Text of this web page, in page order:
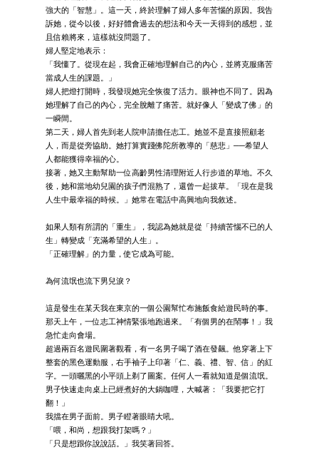
強大的「智慧」。這一天，終於理解了婦人多年苦惱的原因。我告
訴她，從今以後，好好體會過去的想法和今天一天得到的感想，並
且信賴將來，這樣就沒問題了。
婦人堅定地表示：
「我懂了。從現在起，我會正確地理解自己的內心，並將克服痛苦
當成人生的課題。」
婦人把燈打開時，我發現她完全恢復了活力。眼神也不同了。因為
她理解了自己的內心，完全脫離了痛苦。就好像人「變成了佛」的
一瞬間。
第二天，婦人首先到老人院申請擔任志工。她並不是直接照顧老
人，而是從旁協助。她打算實踐佛陀所教導的「慈悲」──希望人
人都能獲得幸福的心。
接著，她又主動幫助一位高齡男性清理附近人行步道的草地。不久
後，她和當地幼兒園的孩子們混熟了，還曾一起拔草。「現在是我
人生中最幸福的時候。」她常在電話中高興地向我敘述。
如果人類有所謂的「重生」，我認為她就是從「持續苦惱不已的人
生」轉變成「充滿希望的人生」。
「正確理解」的力量，使它成為可能。
為何流氓也流下男兒淚？
這是發生在某天我在東京的一個公園幫忙布施飯食給遊民時的事。
那天上午，一位志工神情緊張地跑過來。「有個男的在鬧事！」我
急忙走向會場。
超過兩百名遊民圍著觀看，有一名男子喝了酒在發飆。他穿著上下
整套的黑色運動服，右手袖子上印著「仁、義、禮、智、信」的紅
字。一頭曬黑的小平頭上剃了圖案。任何人一看就知道是個流氓。
男子快速走向桌上已經煮好的大鍋咖哩，大喊著：「我要把它打
翻！」
我擋在男子面前。男子瞪著眼睛大吼。
「喂，和尚，想跟我打架嗎？」
「只是想跟你說說話。」我笑著回答。